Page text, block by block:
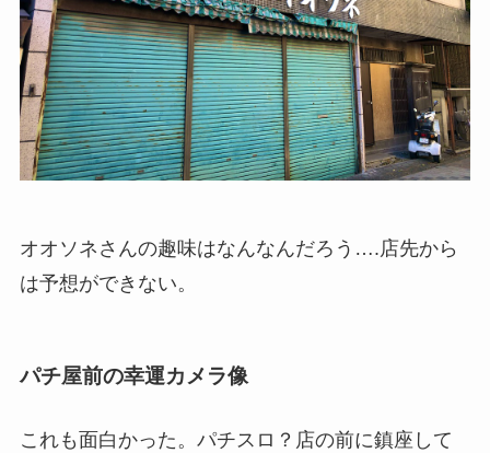
オオソネさんの趣味はなんなんだろう….店先から
は予想ができない。
パチ屋前の幸運カメラ像
これも面白かった。パチスロ？店の前に鎮座して